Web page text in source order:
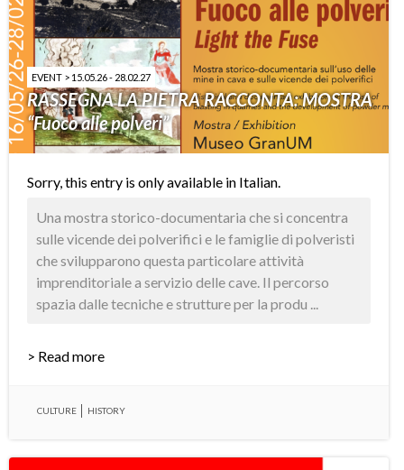
EVENT > 15.05.26 - 28.02.27
RASSEGNA LA PIETRA RACCONTA: MOSTRA
“Fuoco alle polveri”
Sorry, this entry is only available in Italian.
Una mostra storico-documentaria che si concentra
sulle vicende dei polverifici e le famiglie di polveristi
che svilupparono questa particolare attività
imprenditoriale a servizio delle cave. Il percorso
spazia dalle tecniche e strutture per la produ ...
> Read more
CULTURE HISTORY